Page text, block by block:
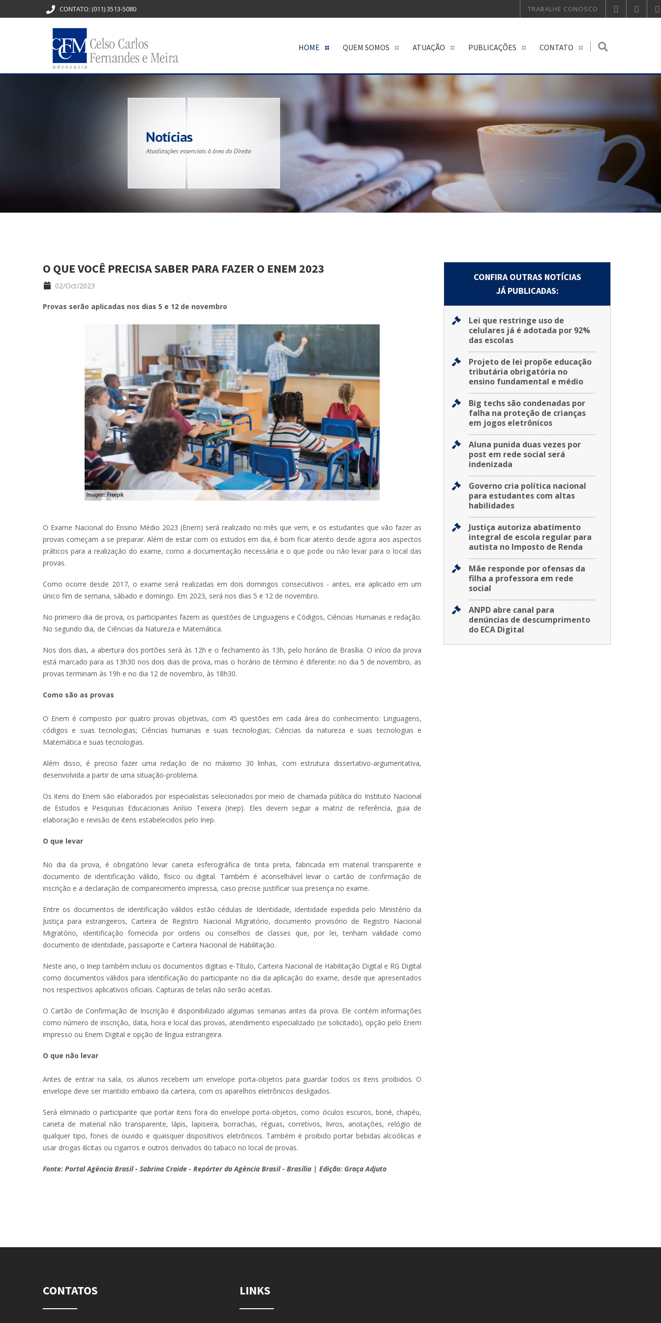
CONTATO: (011) 3513-5080 TRABALHE CONOSCO
HOME QUEM SOMOS ATUAÇÃO PUBLICAÇÕES CONTATO
O QUE VOCÊ PRECISA SABER PARA FAZER O ENEM 2023
02/Oct/2023
Provas serão aplicadas nos dias 5 e 12 de novembro
O Exame Nacional do Ensino Médio 2023 (Enem) será realizado no mês que vem, e os estudantes que vão fazer as
provas começam a se preparar. Além de estar com os estudos em dia, é bom ficar atento desde agora aos aspectos
práticos para a realização do exame, como a documentação necessária e o que pode ou não levar para o local das
provas.
Como ocorre desde 2017, o exame será realizadas em dois domingos consecutivos - antes, era aplicado em um
único fim de semana, sábado e domingo. Em 2023, será nos dias 5 e 12 de novembro.
No primeiro dia de prova, os participantes fazem as questões de Linguagens e Códigos, Ciências Humanas e redação.
No segundo dia, de Ciências da Natureza e Matemática.
Nos dois dias, a abertura dos portões será às 12h e o fechamento às 13h, pelo horário de Brasília. O início da prova
está marcado para as 13h30 nos dois dias de prova, mas o horário de término é diferente: no dia 5 de novembro, as
provas terminam às 19h e no dia 12 de novembro, às 18h30.
Como são as provas
O Enem é composto por quatro provas objetivas, com 45 questões em cada área do conhecimento: Linguagens,
códigos e suas tecnologias; Ciências humanas e suas tecnologias; Ciências da natureza e suas tecnologias e
Matemática e suas tecnologias.
Além disso, é preciso fazer uma redação de no máximo 30 linhas, com estrutura dissertativo-argumentativa,
desenvolvida a partir de uma situação-problema.
Os itens do Enem são elaborados por especialistas selecionados por meio de chamada pública do Instituto Nacional
de Estudos e Pesquisas Educacionais Anísio Teixeira (Inep). Eles devem seguir a matriz de referência, guia de
elaboração e revisão de itens estabelecidos pelo Inep.
O que levar
No dia da prova, é obrigatório levar caneta esferográfica de tinta preta, fabricada em material transparente e
documento de identificação válido, físico ou digital. Também é aconselhável levar o cartão de confirmação de
inscrição e a declaração de comparecimento impressa, caso precise justificar sua presença no exame.
Entre os documentos de identificação válidos estão cédulas de Identidade, identidade expedida pelo Ministério da
Justiça para estrangeiros, Carteira de Registro Nacional Migratório, documento provisório de Registro Nacional
Migratório, identificação fornecida por ordens ou conselhos de classes que, por lei, tenham validade como
documento de identidade, passaporte e Carteira Nacional de Habilitação.
Neste ano, o Inep também incluiu os documentos digitais e-Título, Carteira Nacional de Habilitação Digital e RG Digital
como documentos válidos para identificação do participante no dia da aplicação do exame, desde que apresentados
nos respectivos aplicativos oficiais. Capturas de telas não serão aceitas.
O Cartão de Confirmação de Inscrição é disponibilizado algumas semanas antes da prova. Ele contém informações
como número de inscrição, data, hora e local das provas, atendimento especializado (se solicitado), opção pelo Enem
impresso ou Enem Digital e opção de língua estrangeira.
O que não levar
Antes de entrar na sala, os alunos recebem um envelope porta-objetos para guardar todos os itens proibidos. O
envelope deve ser mantido embaixo da carteira, com os aparelhos eletrônicos desligados.
Será eliminado o participante que portar itens fora do envelope porta-objetos, como óculos escuros, boné, chapéu,
caneta de material não transparente, lápis, lapiseira, borrachas, réguas, corretivos, livros, anotações, relógio de
qualquer tipo, fones de ouvido e quaisquer dispositivos eletrônicos. Também é proibido portar bebidas alcoólicas e
usar drogas ilícitas ou cigarros e outros derivados do tabaco no local de provas.
Fonte: Portal Agência Brasil - Sabrina Craide - Repórter da Agência Brasil - Brasília | Edição: Graça Adjuto
CONFIRA OUTRAS NOTÍCIAS
JÁ PUBLICADAS:
Lei que restringe uso de
celulares já é adotada por 92%
das escolas
Projeto de lei propõe educação
tributária obrigatória no
ensino fundamental e médio
Big techs são condenadas por
falha na proteção de crianças
em jogos eletrônicos
Aluna punida duas vezes por
post em rede social será
indenizada
Governo cria política nacional
para estudantes com altas
habilidades
Justiça autoriza abatimento
integral de escola regular para
autista no Imposto de Renda
Mãe responde por ofensas da
filha a professora em rede
social
ANPD abre canal para
denúncias de descumprimento
do ECA Digital
CONTATOS LINKS